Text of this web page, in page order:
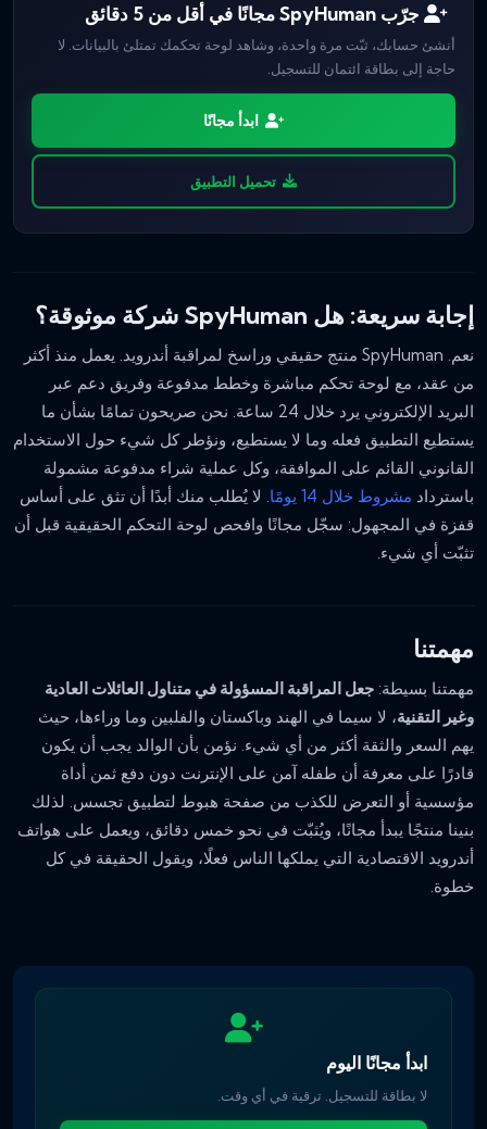
جرّب SpyHuman مجانًا في أقل من 5 دقائق
أنشئ حسابك، ثبّت مرة واحدة، وشاهد لوحة تحكمك تمتلئ بالبيانات. لا
حاجة إلى بطاقة ائتمان للتسجيل.
ابدأ مجانًا
تحميل التطبيق
إجابة سريعة: هل SpyHuman شركة موثوقة؟
نعم. SpyHuman منتج حقيقي وراسخ لمراقبة أندرويد. يعمل منذ أكثر
من عقد، مع لوحة تحكم مباشرة وخطط مدفوعة وفريق دعم عبر
البريد الإلكتروني يرد خلال 24 ساعة. نحن صريحون تمامًا بشأن ما
يستطيع التطبيق فعله وما لا يستطيع، ونؤطر كل شيء حول الاستخدام
القانوني القائم على الموافقة، وكل عملية شراء مدفوعة مشمولة
باسترداد مشروط خلال 14 يومًا
. لا يُطلب منك أبدًا أن تثق على أساس
قفزة في المجهول: سجّل مجانًا وافحص لوحة التحكم الحقيقية قبل أن
تثبّت أي شيء.
مهمتنا
مهمتنا بسيطة: جعل المراقبة المسؤولة في متناول العائلات العادية
وغير التقنية، لا سيما في الهند وباكستان والفلبين وما وراءها، حيث
يهم السعر والثقة أكثر من أي شيء. نؤمن بأن الوالد يجب أن يكون
قادرًا على معرفة أن طفله آمن على الإنترنت دون دفع ثمن أداة
مؤسسية أو التعرض للكذب من صفحة هبوط لتطبيق تجسس. لذلك
بنينا منتجًا يبدأ مجانًا، ويُثبّت في نحو خمس دقائق، ويعمل على هواتف
أندرويد الاقتصادية التي يملكها الناس فعلًا، ويقول الحقيقة في كل
خطوة.
ابدأ مجانًا اليوم
لا بطاقة للتسجيل. ترقية في أي وقت.